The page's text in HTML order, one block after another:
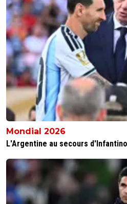
Mondial 2026
L'Argentine au secours